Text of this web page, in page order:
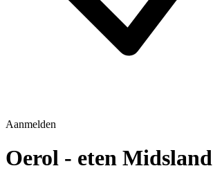
Aanmelden
Oerol - eten Midsland